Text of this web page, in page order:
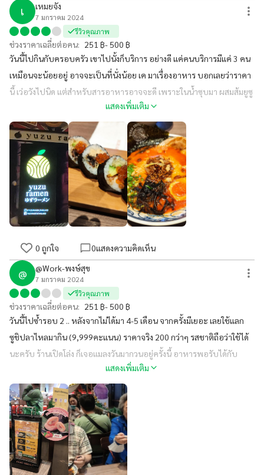
เ เหมยจัง
7 มกราคม 2024
รีวิวคุณภาพ
ช่วงราคาเฉลี่ยต่อคน: 251 ฿- 500 ฿
วันนี้ไปกินกับครอบครัว เขาไปนั้งก็บริการ อย่างดี แค่คนบริการมีแค่ 3 คน
เหมือนจะน้อยอยู่ อาจจะเป็นที่นั่งน้อย เค มาเรื่องอาหาร บอกเลยว่าราคา
นี้ เว่อวังไปนิด แต่สำหรับสารอาหารอาจจะดี เพราะในน้ำซุบมา ผสมส้มยูซู
และข้างปั่นยังมีส่วนผสมส้มยูสุ ใส่ มันให้กินทุกอย่าง ... แต่ราคานี่กินบ่อยไม่
ได้ มีแมลงวันเพราะเป็นที่โล่ง
แสดงเพิ่มเติม
0 ถูกใจ 0แสดงความคิดเห็น
@ @Work-พงษ์สุข
7 มกราคม 2024
รีวิวคุณภาพ
ช่วงราคาเฉลี่ยต่อคน: 251 ฿- 500 ฿
วันนี้ไปซ้ำรอบ 2 .. หลังจากไม่ได้มา 4-5 เดือน จากครั้งมีเยอะ เลยใช้แลก
ซูชิปลาไหลมากิน (9,999คะแนน) ราคาจริง 200 กว่าๆ รสชาติถือว่าใช้ได้
นะครับ ร้านเปิดโล่ง ก็เจอแมลงวันมากวนอยู่ครั้งนี้ อาหารพอรับได้กับ
ราคา แต่พ่อบอกว่าแพงไปสำหรับราเมง เกรดนี้ เพราะราเมงยูซูสไปซี่ ที่ผม
กิน มัน 359 บาท คิดว่าค่าไอเดียละกัน... ส่วนที่ให้คะแนนต้ำเพราะคุยดจ้า
หน้าที่ตอนจ่าย บอกจะจ่าย rabbit linepay เจ้าก็ตอบชัดว่าจ่ายได้ ปรากฏ
คนจ่าย ดันเอาบัตรเครดิตใครมาจ่ายให้บิลผมก็ไม่รู้ ก็มีเจ้าหน้าที่อีกคนมา
แก้ปัญหาด้วยการให้ผมจ่ายเงินสด...เอ่ย. มันผิดที่ผมหรือ กินครั้งนี้ ถือว่า
ขาดทุนมากๆ เพราะราคามันรวมค่าบัตรเครดิตแบ้ว แต่ให้เราจ่ายแบบ
เงินสดเพื่อจะแก้ปัญหา ที่เจ้าหน้าที่อีกคนทำผิด จึงตัดคะแนนบริการตรงนี้
แสดงเพิ่มเติม